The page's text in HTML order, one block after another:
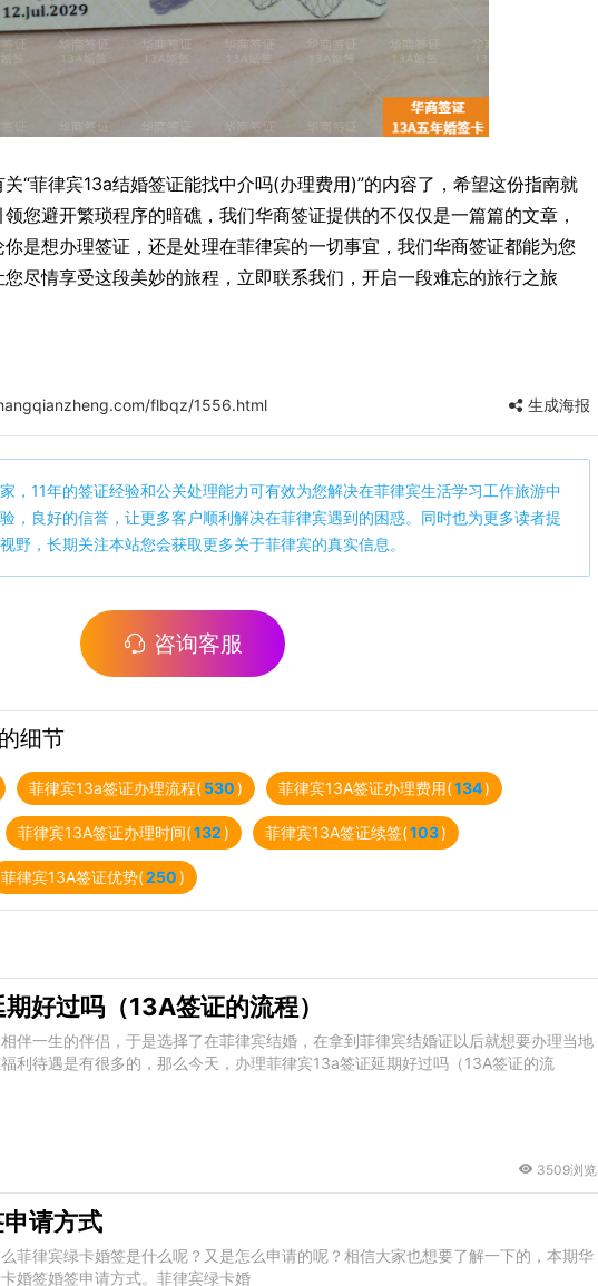
“菲律宾13a结婚签证能找中介吗(办理费用)”的内容了，希望这份指南就
您避开繁琐程序的暗礁，我们华商签证提供的不仅仅是一篇篇的文章，
是想办理签证，还是处理在菲律宾的一切事宜，我们华商签证都能为您
尽情享受这段美妙的旅程，立即联系我们，开启一段难忘的旅行之旅
flbqz/1556.html 生成海报
，11年的签证经验和公关处理能力可有效为您解决在菲律宾生活学习工作旅游中
，良好的信誉，让更多客户顺利解决在菲律宾遇到的困惑。同时也为更多读者提
野，长期关注本站您会获取更多关于菲律宾的真实信息。
咨询客服
细节
菲律宾13a签证办理流程(530) 菲律宾13A签证办理费用(134)
菲律宾13A签证办理时间(132) 菲律宾13A签证续签(103)
菲律宾13A签证优势(250)
好过吗（13A签证的流程）
伴一生的伴侣，于是选择了在菲律宾结婚，在拿到菲律宾结婚证以后就想要办理当地
利待遇是有很多的，那么今天，办理菲律宾13a签证延期好过吗（13A签证的流
3509浏览
请方式
菲律宾绿卡婚签是什么呢？又是怎么申请的呢？相信大家也想要了解一下的，本期华
婚签婚签申请方式。菲律宾绿卡婚